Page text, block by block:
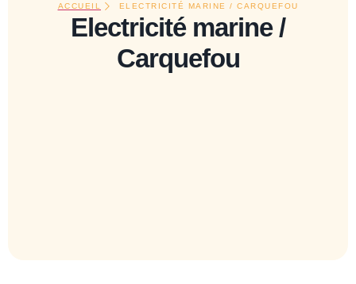
ACCUEIL ELECTRICITÉ MARINE / CARQUEFOU
Electricité marine /
Carquefou